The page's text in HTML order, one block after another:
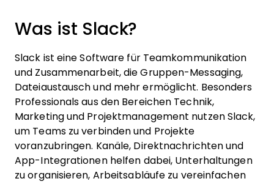
Was ist Slack?
Slack ist eine Software für Teamkommunikation
und Zusammenarbeit, die Gruppen-Messaging,
Dateiaustausch und mehr ermöglicht. Besonders
Professionals aus den Bereichen Technik,
Marketing und Projektmanagement nutzen Slack,
um Teams zu verbinden und Projekte
voranzubringen. Kanäle, Direktnachrichten und
App-Integrationen helfen dabei, Unterhaltungen
zu organisieren, Arbeitsabläufe zu vereinfachen